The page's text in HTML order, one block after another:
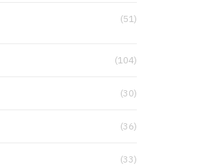
(51)
(104)
(30)
(36)
(33)